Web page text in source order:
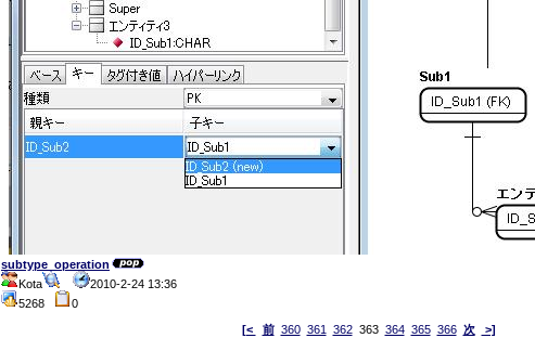
subtype_operation
Kota
2010-2-24 13:36
5268
0
[<
前 360 361 362363 364 365 366 次 >]